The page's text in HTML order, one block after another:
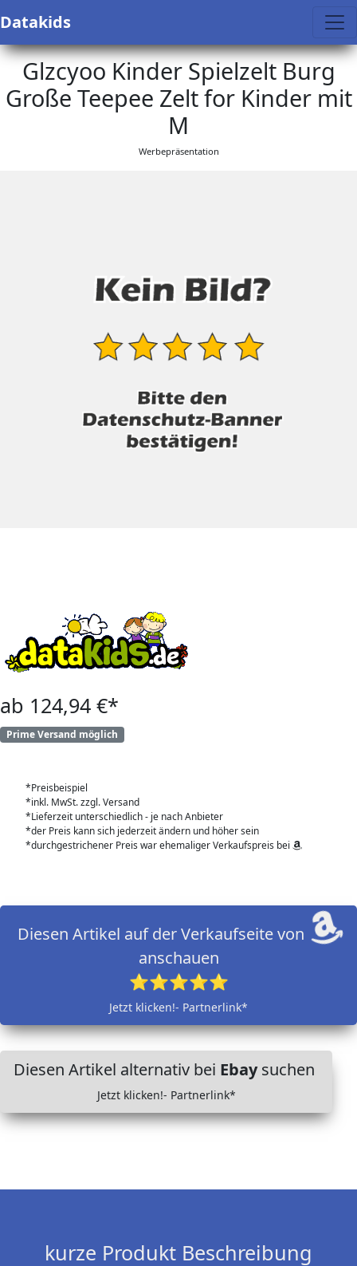
Datakids
Glzcyoo Kinder Spielzelt Burg
Große Teepee Zelt for Kinder mit
M
Werbepräsentation
ab 124,94 €*
Prime Versand möglich
*Preisbeispiel
*inkl. MwSt. zzgl. Versand
*Lieferzeit unterschiedlich - je nach Anbieter
*der Preis kann sich jederzeit ändern und höher sein
*durchgestrichener Preis war ehemaliger Verkaufspreis bei
Diesen Artikel auf der Verkaufseite von
anschauen
⭐⭐⭐⭐⭐
Jetzt klicken!- Partnerlink*
Diesen Artikel alternativ bei Ebaysuchen
Jetzt klicken!- Partnerlink*
kurze Produkt Beschreibung